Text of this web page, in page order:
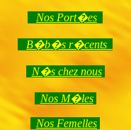
Nos Port�es
B�b�s r�cents
N�s chez nous
Nos M�les
Nos Femelles